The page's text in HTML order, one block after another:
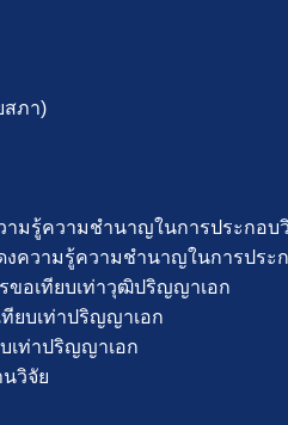
สภา)
ามรู้ความชำนาญในการประกอบ
ความรู้ความชำนาญในการประ
ขอเทียบเท่าวุฒิปริญญาเอก
ยบเท่าปริญญาเอก
เท่าปริญญาเอก
วิจัย